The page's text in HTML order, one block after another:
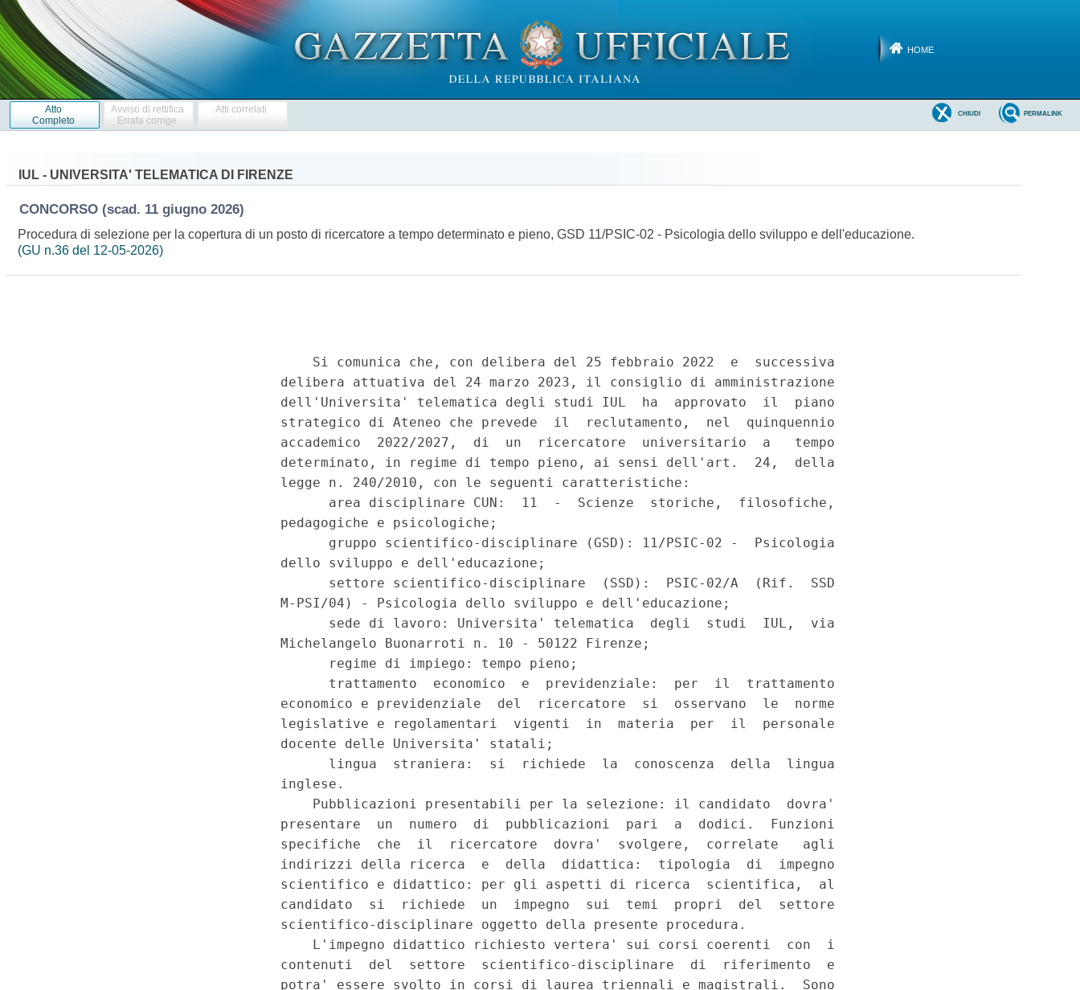
HOME
Atto
Completo
Avviso di rettifica
Errata corrige
Atti correlati PERMALINK
CHIUDI
IUL - UNIVERSITA' TELEMATICA DI FIRENZE
CONCORSO (scad. 11 giugno 2026)
Procedura di selezione per la copertura di un posto di ricercatore a tempo determinato e pieno, GSD 11/PSIC-02 - Psicologia dello sviluppo e dell'educazione.
(GU n.36 del 12-05-2026)